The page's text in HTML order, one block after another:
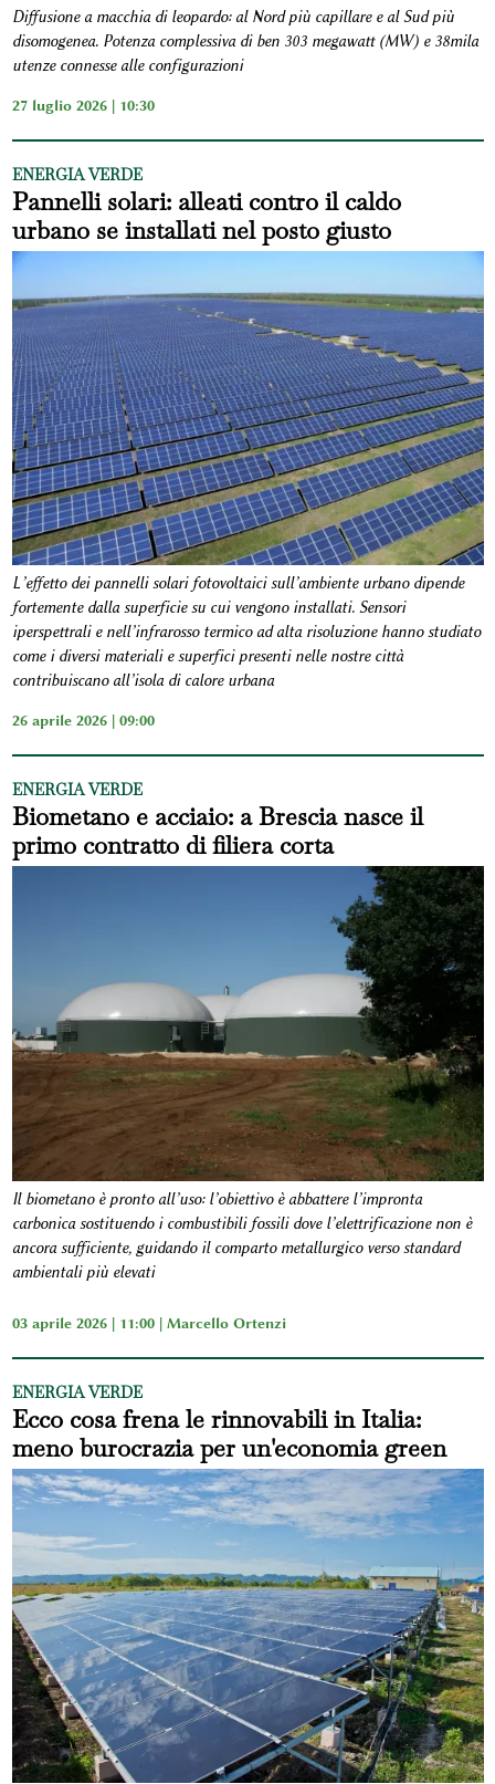
Diffusione a macchia di leopardo: al Nord più capillare e al Sud più
disomogenea. Potenza complessiva di ben 303 megawatt (MW) e 38mila
utenze connesse alle configurazioni
27 luglio 2026 | 10:30
ENERGIA VERDE
Pannelli solari: alleati contro il caldo
urbano se installati nel posto giusto
L’effetto dei pannelli solari fotovoltaici sull’ambiente urbano dipende
fortemente dalla superficie su cui vengono installati. Sensori
iperspettrali e nell’infrarosso termico ad alta risoluzione hanno studiato
come i diversi materiali e superfici presenti nelle nostre città
contribuiscano all’isola di calore urbana
26 aprile 2026 | 09:00
ENERGIA VERDE
Biometano e acciaio: a Brescia nasce il
primo contratto di filiera corta
Il biometano è pronto all’uso: l’obiettivo è abbattere l’impronta
carbonica sostituendo i combustibili fossili dove l’elettrificazione non è
ancora sufficiente, guidando il comparto metallurgico verso standard
ambientali più elevati
03 aprile 2026 | 11:00 | Marcello Ortenzi
ENERGIA VERDE
Ecco cosa frena le rinnovabili in Italia:
meno burocrazia per un'economia green